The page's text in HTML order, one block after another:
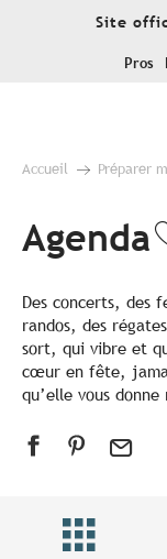
Site
Pros
Accueil Préparer
Agenda
Des concerts, des
randos, des
sort, qui vibre et
cœur en fête,
qu’elle vous donne